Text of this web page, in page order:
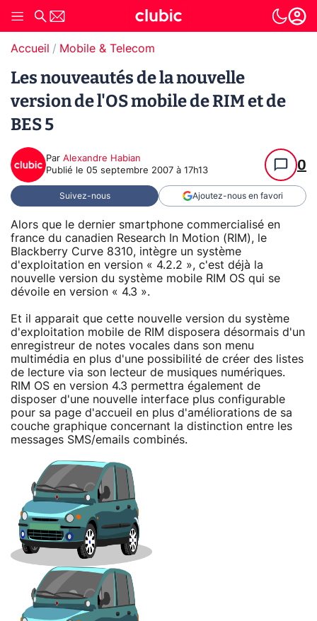
Accueil Mobile & Telecom
Les nouveautés de la nouvelle
version de l'OS mobile de RIM et de
BES 5
Par Alexandre Habian
Publié le 05 septembre 2007 à 17h13 0
Suivez-nous Ajoutez-nous en favori
Alors que le dernier smartphone commercialisé en
france du canadien Research In Motion (RIM), le
Blackberry Curve 8310, intègre un système
d'exploitation en version « 4.2.2 », c'est déjà la
nouvelle version du système mobile RIM OS qui se
dévoile en version « 4.3 ».
Et il apparait que cette nouvelle version du système
d'exploitation mobile de RIM disposera désormais d'un
enregistreur de notes vocales dans son menu
multimédia en plus d'une possibilité de créer des listes
de lecture via son lecteur de musiques numériques.
RIM OS en version 4.3 permettra également de
disposer d'une nouvelle interface plus configurable
pour sa page d'accueil en plus d'améliorations de sa
couche graphique concernant la distinction entre les
messages SMS/emails combinés.